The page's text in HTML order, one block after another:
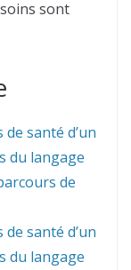
sont
santé d’un
du langage
de
santé d’un
du langage